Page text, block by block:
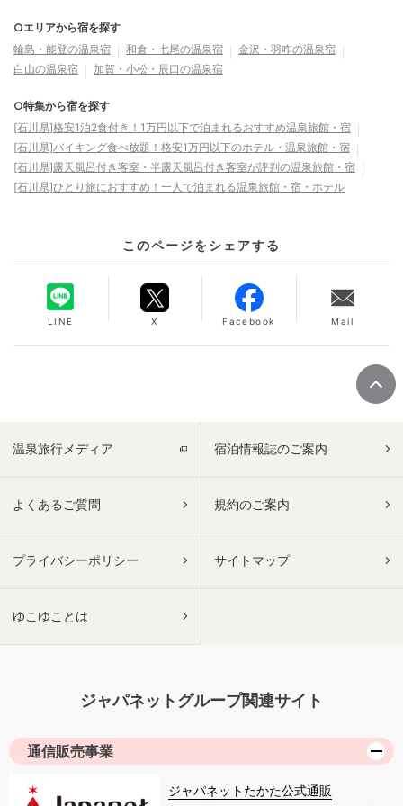
○エリアから宿を探す
輪島・能登の温泉宿
和倉・七尾の温泉宿
金沢・羽咋の温泉宿
白山の温泉宿
加賀・小松・辰口の温泉宿
○特集から宿を探す
[石川県]格安1泊2食付き！1万円以下で泊まれるおすすめ温泉旅館・宿
[石川県]バイキング食べ放題！格安1万円以下のホテル・温泉旅館・宿
[石川県]露天風呂付き客室・半露天風呂付き客室が評判の温泉旅館・宿
[石川県]ひとり旅におすすめ！一人で泊まれる温泉旅館・宿・ホテル
このページをシェアする
LINE X Facebook Mail
温泉旅行メディア 宿泊情報誌のご案内
よくあるご質問 規約のご案内
プライバシーポリシー サイトマップ
ゆこゆことは
ジャパネットグループ関連サイト
通信販売事業
ジャパネットたかた公式通販